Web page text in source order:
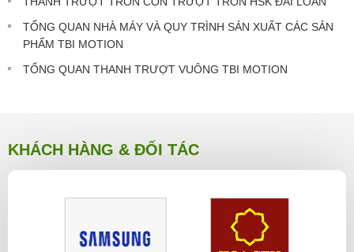
TỔNG QUAN NHÀ MÁY VÀ QUY TRÌNH SẢN XUẤT CÁC SẢN
PHẨM TBI MOTION
TỔNG QUAN THANH TRƯỢT VUÔNG TBI MOTION
KHÁCH HÀNG & ĐỐI TÁC